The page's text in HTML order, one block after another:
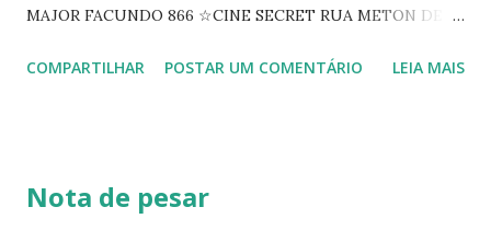
MAJOR FACUNDO 866 ☆CINE SECRET RUA METON DE
PEIXOTO 1307 ☆CINE IRIS RUA FLORIANO PEIXOTO 1206
☆CINE VIP CLUBE RUA 24 DE MAIO 825 ☆CINE ECLIPSE
COMPARTILHAR POSTAR UM COMENTÁRIO LEIA MAIS
Nota de pesar